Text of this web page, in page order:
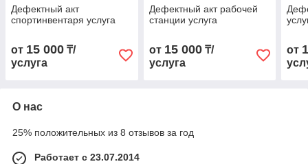
Дефектный акт
спортинвентаря услуга
от 15 000 ₸/
услуга
Дефектный акт рабочей
станции услуга
от 15 000₸/
услуга
от
О нас
25% положительных из 8 отзывов за год
Работает с 23.07.2014